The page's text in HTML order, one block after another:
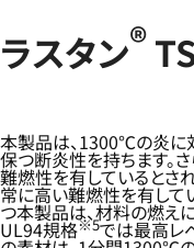
ラスタン®
本製品は、1300℃の炎に
保つ断炎性を持ちます。
難燃性を有しているとさ
常に高い難燃性を有して
つ本製品は、材料の燃え
UL94規格※5では最高レ